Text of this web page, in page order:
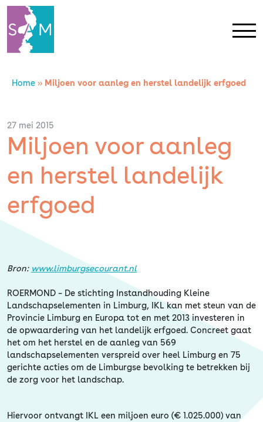
Home
Contact
SAM Limburg
Actueel
Overheid
Erfgoed
Home » Miljoen voor aanleg en herstel landelijk erfgoed
27 mei 2015
Miljoen voor aanleg
en herstel landelijk
erfgoed
Bron: www.limburgsecourant.nl
ROERMOND – De stichting Instandhouding Kleine
Landschapselementen in Limburg, IKL kan met steun van de
Provincie Limburg en Europa tot en met 2013 investeren in
de opwaardering van het landelijk erfgoed. Concreet gaat
het om het herstel en de aanleg van 569
landschapselementen verspreid over heel Limburg en 75
gerichte acties om de Limburgse bevolking te betrekken bij
de zorg voor het landschap.
Hiervoor ontvangt IKL een miljoen euro (€ 1.025.000) van